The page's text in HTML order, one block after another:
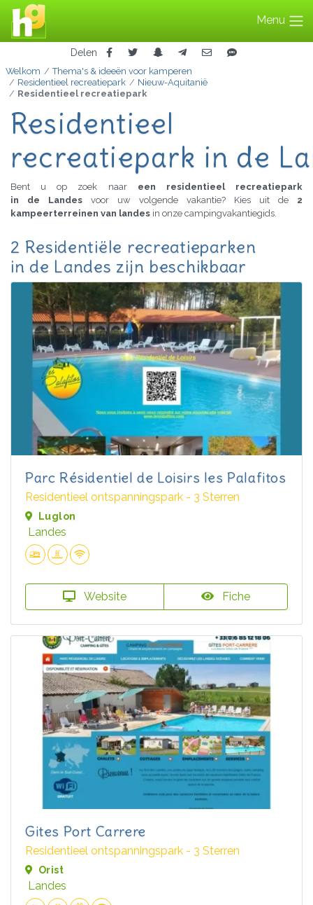
Menu
Delen
Welkom
Thema's & ideeën voor kamperen
Residentieel recreatiepark
Nieuw-Aquitanië
Residentieel recreatiepark
Residentieel
recreatiepark in de
Bent u op zoek naar een residentieel recreatiepark
in de Landes voor uw volgende vakantie? Kies uit de 2
kampeerterreinen van landes in onze campingvakantiegids.
2 Residentiële recreatieparken
in de Landes zijn beschikbaar
Parc Résidentiel de Loisirs les Palafitos
Residentieel ontspanningspark - 3 Sterren
Luglon
Landes
Website Fiche
Gites Port Carrere
Residentieel ontspanningspark - 3 Sterren
Orist
Landes